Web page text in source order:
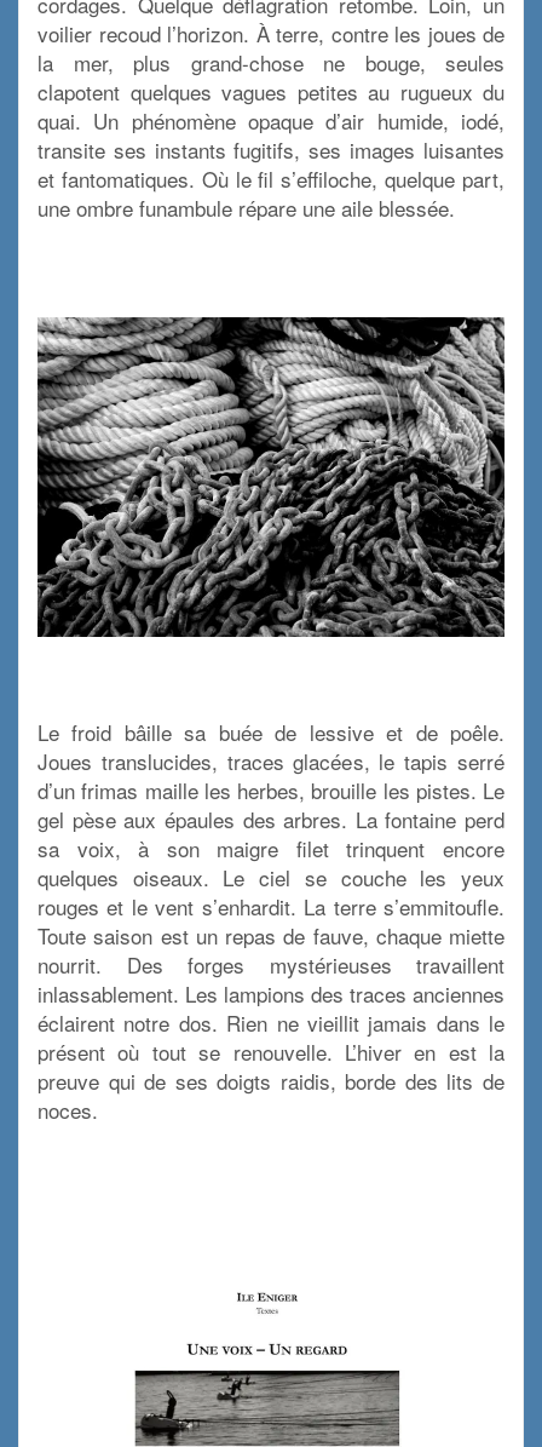
voilier recoud l’horizon. À terre, contre les joues de
la mer, plus grand-chose ne bouge, seules
clapotent quelques vagues petites au rugueux du
quai. Un phénomène opaque d’air humide, iodé,
transite ses instants fugitifs, ses images luisantes
et fantomatiques. Où le fil s’effiloche, quelque part,
une ombre funambule répare une aile blessée.
Le froid bâille sa buée de lessive et de poêle.
Joues translucides, traces glacées, le tapis serré
d’un frimas maille les herbes, brouille les pistes. Le
gel pèse aux épaules des arbres. La fontaine perd
sa voix, à son maigre filet trinquent encore
quelques oiseaux. Le ciel se couche les yeux
rouges et le vent s’enhardit. La terre s’emmitoufle.
Toute saison est un repas de fauve, chaque miette
nourrit. Des forges mystérieuses travaillent
inlassablement. Les lampions des traces anciennes
éclairent notre dos. Rien ne vieillit jamais dans le
présent où tout se renouvelle. L’hiver en est la
preuve qui de ses doigts raidis, borde des lits de
noces.